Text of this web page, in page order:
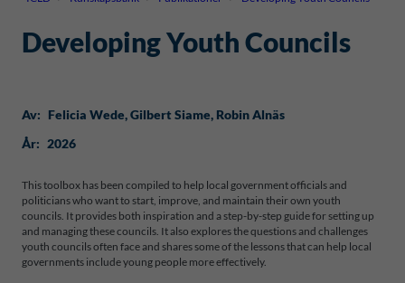
Developing Youth Councils
Av: Felicia Wede, Gilbert Siame, Robin Alnäs
År: 2026
This toolbox has been compiled to help local government officials and
politicians who want to start, improve, and maintain their own youth
councils. It provides both inspiration and a step-by-step guide for setting up
and managing these councils. It also explores the questions and challenges
youth councils often face and shares some of the lessons that can help local
governments include young people more effectively.